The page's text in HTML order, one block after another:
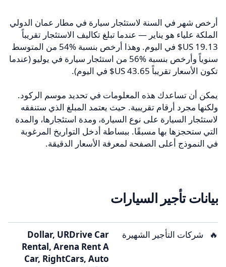
أرخص شهر في السنة لاستئجار سيارة في مطار عمان الدولي
الملكة علياء هو يناير — عندما تبلغ تكاليف الاستئجار تقريباً
‏19.13 US$ في اليوم. وهذا أرخص بنسبة 54‎%‎ من المتوسط
سنوياً وأرخص بنسبة 56‎%‎ من استئجار سيارة في يوليو (عندما
تكون الأسعار تقريباً ‏43.65 US$ في اليوم).
يمكن أن تساعدك هذه المعلومات في تحديد موسم الركود.
ولكنها مجرد أرقام تقريبية. حيث يعتمد المبلغ الذي ستنفقه
لاستئجار السيارة على نوع السيارة، ومدة استئجارها، والمدة
التي ستحجزها بها مسبقًا. ببساطة أدخل التواريخ المرغوبة
في النموذج أعلى الصفحة لمعرفة الأسعار الدقيقة.
بيانات تأجير السيارات
🔥 شركات التأجير الشهيرة
Dollar, URDrive Car
Rental, Arena Rent A
Car, RightCars, Auto